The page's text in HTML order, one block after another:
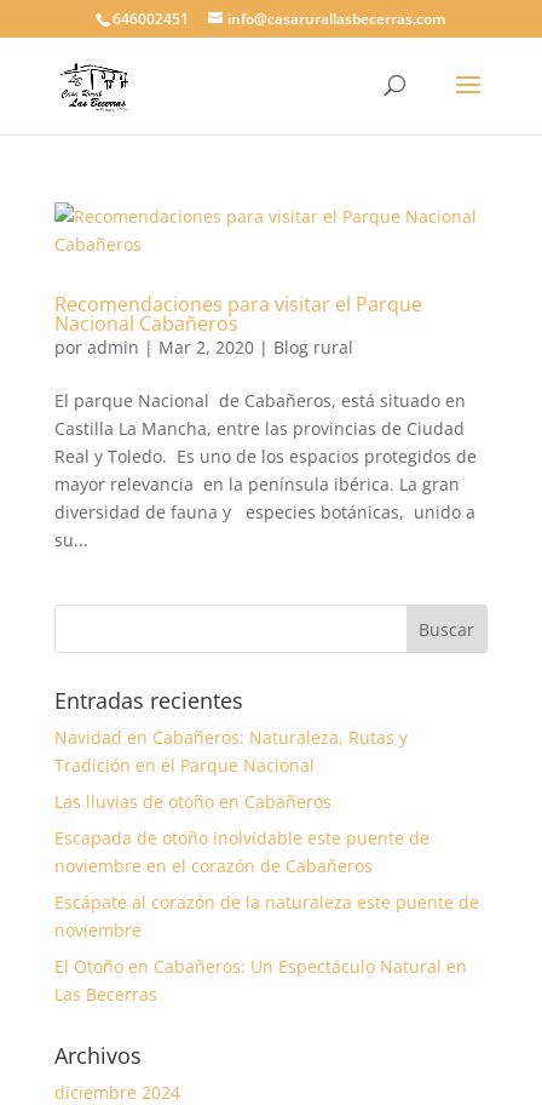
646002451 info@casarurallasbecerras.com
Recomendaciones para visitar el Parque
Nacional Cabañeros
por admin | Mar 2, 2020| Blog rural
El parque Nacional de Cabañeros, está situado en
Castilla La Mancha, entre las provincias de Ciudad
Real y Toledo. Es uno de los espacios protegidos de
mayor relevancia en la península ibérica. La gran
diversidad de fauna y especies botánicas, unido a
su...
Entradas recientes
Navidad en Cabañeros: Naturaleza, Rutas y
Tradición en el Parque Nacional
Las lluvias de otoño en Cabañeros
Escapada de otoño inolvidable este puente de
noviembre en el corazón de Cabañeros
Escápate al corazón de la naturaleza este puente de
noviembre
El Otoño en Cabañeros: Un Espectáculo Natural en
Las Becerras
Archivos
diciembre 2024